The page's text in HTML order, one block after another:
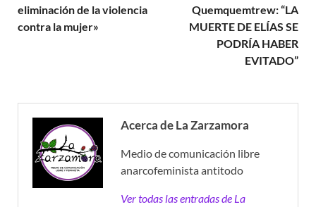
eliminación de la violencia
contra la mujer»
Quemquemtrew: “LA
MUERTE DE ELÍAS SE
PODRÍA HABER
EVITADO”
Acerca de La Zarzamora
Medio de comunicación libre
anarcofeminista antitodo
Ver todas las entradas de La